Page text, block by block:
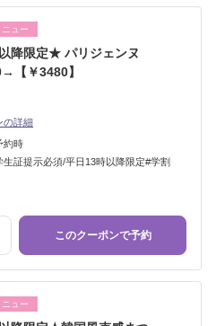
ュー
降限定★ パリジェンヌ
【￥3480】
の詳細
約時
生証提示必須/平日13時以降限定#学割
このクーポンで予約
ュー